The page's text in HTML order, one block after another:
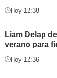
Hoy 12:38
Liam Delap
verano para
Hoy 12:36